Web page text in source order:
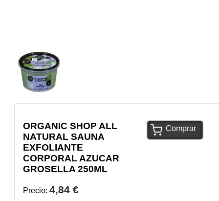
ORGANIC SHOP ALL
NATURAL SAUNA
EXFOLIANTE
CORPORAL AZUCAR
GROSELLA 250ML
Precio: 4,84 €
Comprar